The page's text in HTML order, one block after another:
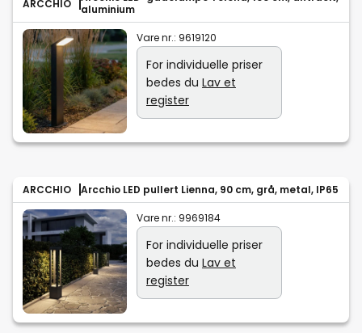
ARCCHIO
aluminium
Vare nr.: 9619120
For individuelle priser
bedes du Lav et
register
ARCCHIO Arcchio LED pullert Lienna, 90 cm, grå, metal, IP65
Vare nr.: 9969184
For individuelle priser
bedes du Lav et
register